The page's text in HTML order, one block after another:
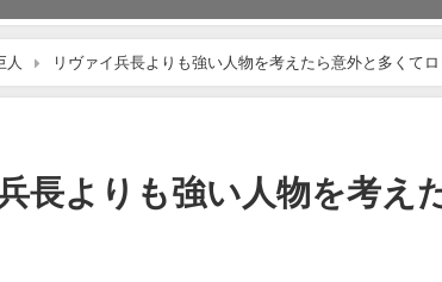
人 リヴァイ兵長よりも強い人物を考えたら意外と多くて
長よりも強い人物を考え